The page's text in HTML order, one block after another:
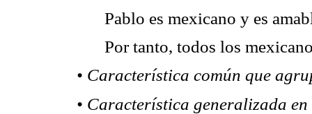
Pablo es mexicano y es
Por tanto, todos los
• Característica común que
• Característica generalizada